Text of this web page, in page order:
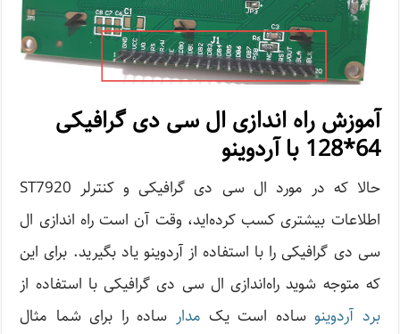
آموزش راه اندازی ال سی دی گرافیکی
64*128 با آردوینو
حالا که در مورد ال سی دی گرافیکی و کنترلر ST7920
اطلاعات بیشتری کسب کرده‌اید، وقت آن است راه اندازی ال
سی دی گرافیکی را با استفاده از آردوینو یاد بگیرید. برای این
که متوجه شوید راه‌اندازی ال سی دی گرافیکی با استفاده از
برد آردوینوساده است یک مدار ساده را برای شما مثال